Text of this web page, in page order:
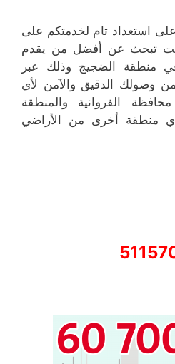
استعداد تام لخدمتكم على
كنت تبحث عن أفضل من يقدم
منطقة الضجيج وذلك عبر
وصولك الدقيق والآمن لأي
الفروانية والمنطقة
أي منطقة أخرى من الأراضي